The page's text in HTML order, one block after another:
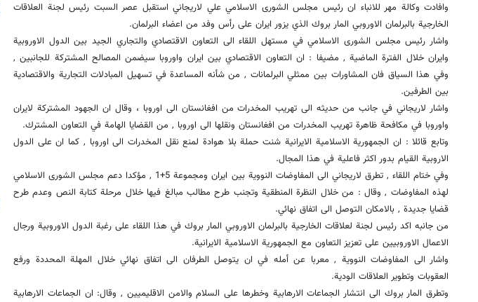
وافادت وكالة مهر للانباء ان رئيس مجلس الشورى الاسلامي علي لاريجاني استقبل عصر السبت رئيس لجنة العلاقات
الخارجية بالبرلمان الاوروبي المار بروك الذي يزور ايران على رأس وفد من اعضاء البرلمان.
واشار رئيس مجلس الشورى الاسلامي في مستهل اللقاء الى التعاون الاقتصادي والتجاري الجيد بين الدول الاوروبية
وايران خلال الفترة الماضية , مضيفا : ان التعاون الاقتصادي بين ايران واوروبا سيضمن المصالح المشتركة للجانبين ,
وفي هذا السياق فان المشاورات بين ممثلي البرلمانات , من شأنه المساعدة في تسهيل المبادلات التجارية والاقتصادية
بين الطرفين.
واشار لاريجاني في جانب من حديثه الى تهريب المخدرات من افغانستان الى اوروبا ، وقال ان الجهود المشتركة لايران
واوروبا في مكافحة ظاهرة تهريب المخدرات من افغانستان ونقلها الى اوروبا , من القضايا الهامة في التعاون المشترك.
وتابع قائلا : ان الجمهورية الاسلامية الايرانية شنت حملة بلا هوادة لمنع نقل المخدرات الى اوروبا , كما ان على الدول
الاروبية القيام بدور اكثر فاعلية في هذا المجال.
وفي ختام اللقاء , تطرق لاريجاني الى المفاوضات النووية بين ايران ومجموعة 5+1 , مؤكدا دعم مجلس الشورى الاسلامي
لهذه المفاوضات , وقال : من خلال النظرة المنطقية وتجنب طرح مطالب مبالغ فيها خلال مرحلة كتابة النص وعدم طرح
قضايا جديدة , بالامكان التوصل الى اتفاق نهائي.
من جانبه اكد رئيس لجنة لعلاقات الخارجية بالبرلمان الاوروبي المار بروك في هذا اللقاء على رغبة الدول الاوروبية ورجال
الاعمال الاوروبيين على تعزيز التعاون مع الجمهورية الاسلامية الايرانية.
واشار الى المفاوضات النووية , معربا عن أمله في ان يتوصل الطرفان الى اتفاق نهائي خلال المهلة المحددة ورفع
العقوبات وتطوير العلاقات الودية.
وتطرق المار بروك الى انتشار الجماعات الارهابية وخطرها على السلام والامن الاقليميين , وقال: ان الجماعات الارهابية